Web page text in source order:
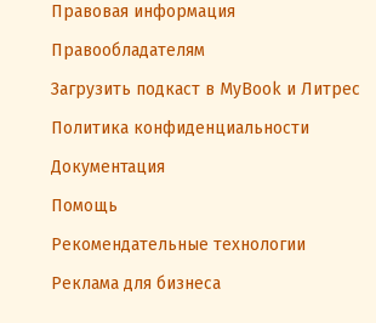
Правовая информация
Правообладателям
Загрузить подкаст в MyBook и Литрес
Политика конфиденциальности
Документация
Помощь
Рекомендательные технологии
Реклама для бизнеса